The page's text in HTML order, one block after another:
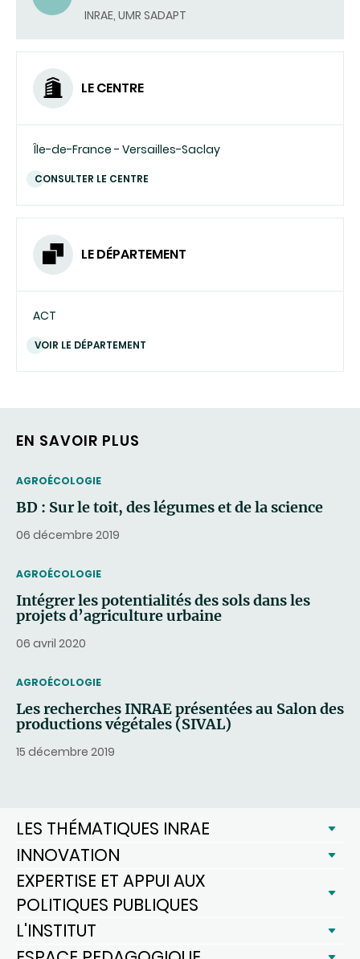
INRAE, UMR SADAPT
LE CENTRE
Île-de-France - Versailles-Saclay
CONSULTER LE CENTRE
LE DÉPARTEMENT
ACT
VOIR LE DÉPARTEMENT
EN SAVOIR PLUS
THEMATIC
AGROÉCOLOGIE
BD : Sur le toit, des légumes et de la science
06 décembre 2019
THEMATIC
AGROÉCOLOGIE
Intégrer les potentialités des sols dans les
projets d’agriculture urbaine
06 avril 2020
THEMATIC
AGROÉCOLOGIE
Les recherches INRAE présentées au Salon des
productions végétales (SIVAL)
15 décembre 2019
LES THÉMATIQUES INRAE
INNOVATION
EXPERTISE ET APPUI AUX
POLITIQUES PUBLIQUES
L'INSTITUT